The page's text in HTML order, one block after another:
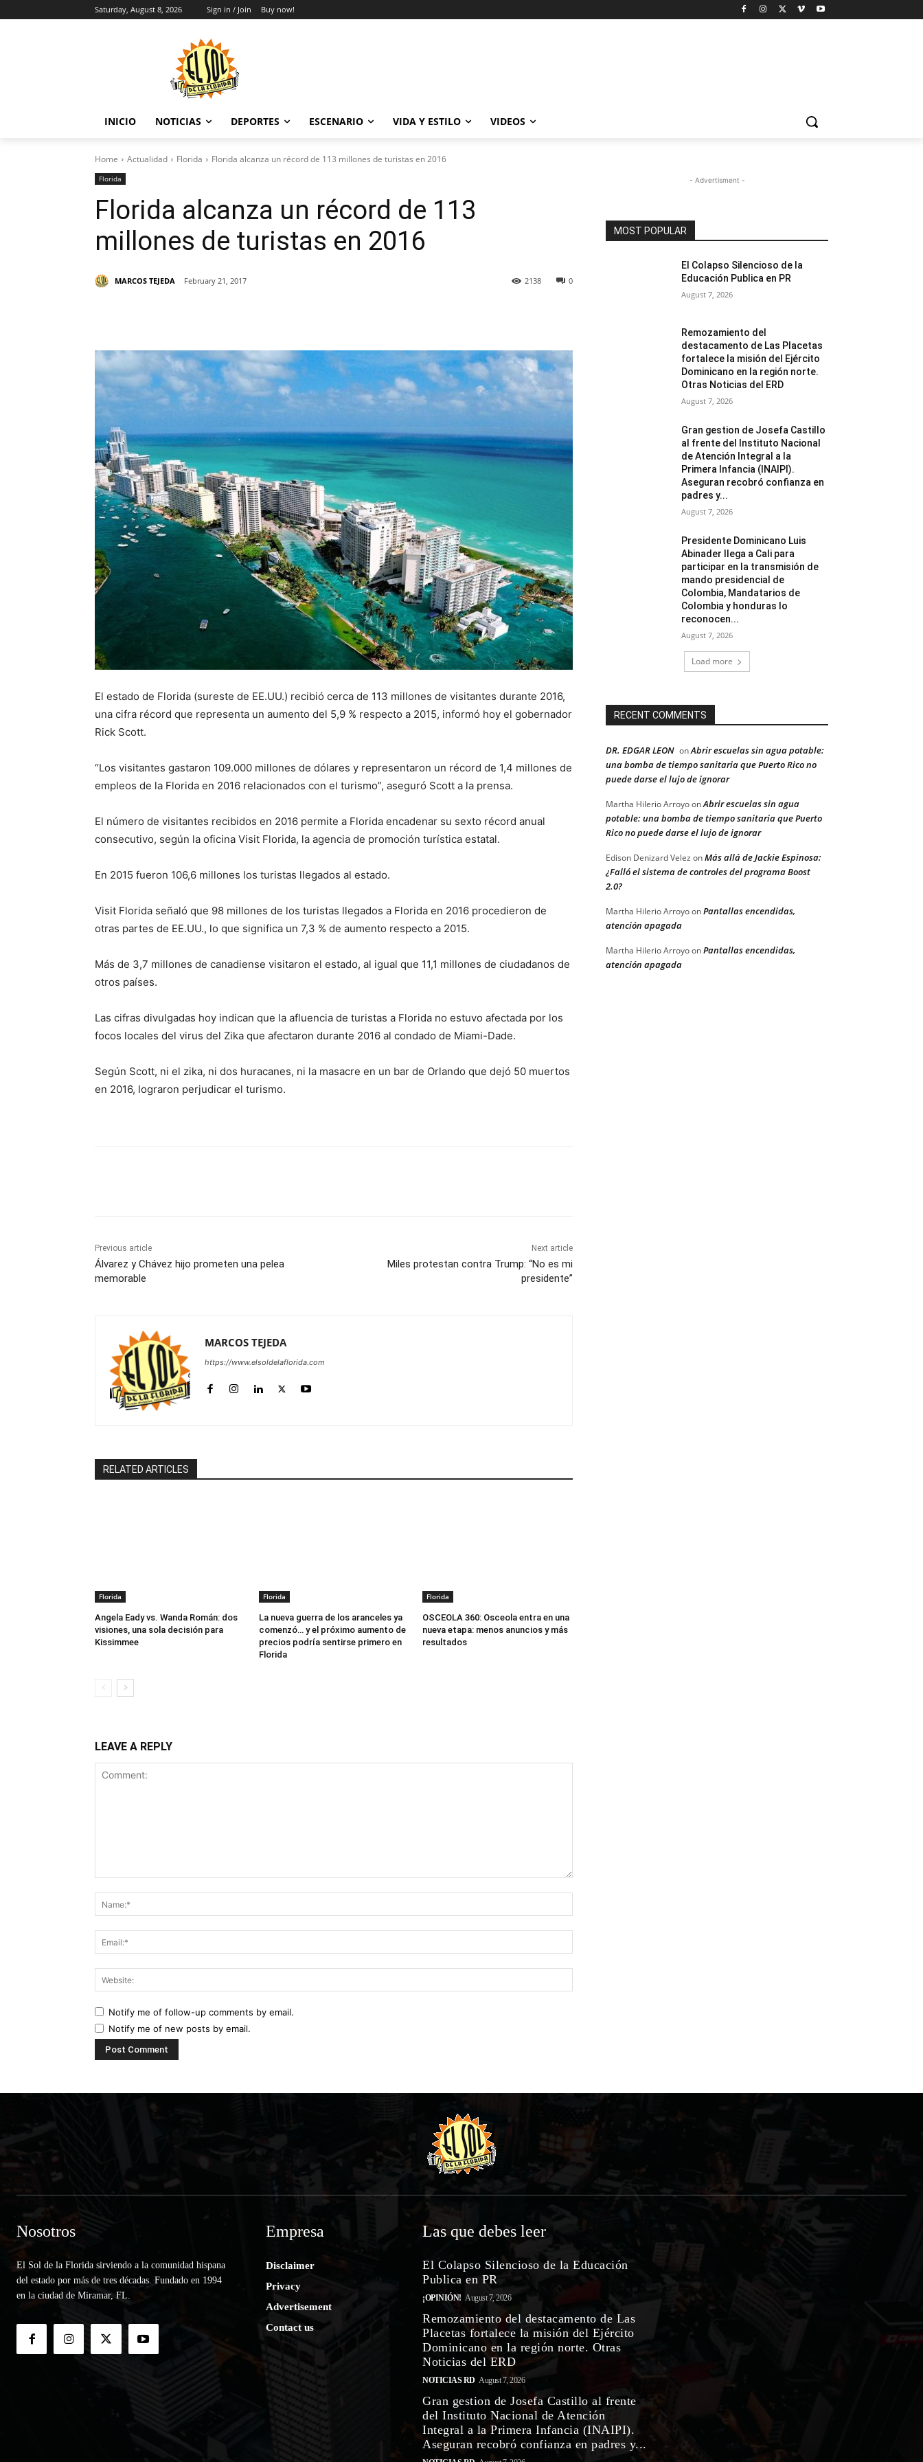
Saturday, August 8, 2026 Sign in / Join Buy now!
INICIO NOTICIAS DEPORTES ESCENARIO VIDA Y ESTILO VIDEOS
Home Actualidad Florida Florida alcanza un récord de 113 millones de turistas en 2016
Florida
Florida alcanza un récord de 113
millones de turistas en 2016
MARCOS TEJEDA February 21, 2017 0
2138
El estado de Florida (sureste de EE.UU.) recibió cerca de 113 millones de visitantes durante 2016,
una cifra récord que representa un aumento del 5,9 % respecto a 2015, informó hoy el gobernador
Rick Scott.
“Los visitantes gastaron 109.000 millones de dólares y representaron un récord de 1,4 millones de
empleos de la Florida en 2016 relacionados con el turismo”, aseguró Scott a la prensa.
El número de visitantes recibidos en 2016 permite a Florida encadenar su sexto récord anual
consecutivo, según la oficina Visit Florida, la agencia de promoción turística estatal.
En 2015 fueron 106,6 millones los turistas llegados al estado.
Visit Florida señaló que 98 millones de los turistas llegados a Florida en 2016 procedieron de
otras partes de EE.UU., lo que significa un 7,3 % de aumento respecto a 2015.
Más de 3,7 millones de canadiense visitaron el estado, al igual que 11,1 millones de ciudadanos de
otros países.
Las cifras divulgadas hoy indican que la afluencia de turistas a Florida no estuvo afectada por los
focos locales del virus del Zika que afectaron durante 2016 al condado de Miami-Dade.
Según Scott, ni el zika, ni dos huracanes, ni la masacre en un bar de Orlando que dejó 50 muertos
en 2016, lograron perjudicar el turismo.
Previous article
Álvarez y Chávez hijo prometen una pelea
memorable
Next article
Miles protestan contra Trump: “No es mi
presidente”
MARCOS TEJEDA
https://www.elsoldelaflorida.com
RELATED ARTICLES
Florida
Angela Eady vs. Wanda Román: dos
visiones, una sola decisión para
Kissimmee
Florida
La nueva guerra de los aranceles ya
comenzó… y el próximo aumento de
precios podría sentirse primero en
Florida
Florida
OSCEOLA 360: Osceola entra en una
nueva etapa: menos anuncios y más
resultados
LEAVE A REPLY
Notify me of follow-up comments by email.
Notify me of new posts by email.
- Advertisment -
MOST POPULAR
El Colapso Silencioso de la
Educación Publica en PR
August 7, 2026
Remozamiento del
destacamento de Las Placetas
fortalece la misión del Ejército
Dominicano en la región norte.
Otras Noticias del ERD
August 7, 2026
Gran gestion de Josefa Castillo
al frente del Instituto Nacional
de Atención Integral a la
Primera Infancia (INAIPI).
Aseguran recobró confianza en
padres y...
August 7, 2026
Presidente Dominicano Luis
Abinader llega a Cali para
participar en la transmisión de
mando presidencial de
Colombia, Mandatarios de
Colombia y honduras lo
reconocen...
August 7, 2026
Load more
RECENT COMMENTS
DR. EDGAR LEON onAbrir escuelas sin agua potable:
una bomba de tiempo sanitaria que Puerto Rico no
puede darse el lujo de ignorar
Martha Hilerio ArroyoonAbrir escuelas sin agua
potable: una bomba de tiempo sanitaria que Puerto
Rico no puede darse el lujo de ignorar
Edison Denizard Velez onMás allá de Jackie Espinosa:
¿Falló el sistema de controles del programa Boost
2.0?
Martha Hilerio ArroyoonPantallas encendidas,
atención apagada
Martha Hilerio ArroyoonPantallas encendidas,
atención apagada
Nosotros
El Sol de la Florida sirviendo a la comunidad hispana
del estado por más de tres décadas. Fundado en 1994
en la ciudad de Miramar, FL.
Empresa
Disclaimer
Privacy
Advertisement
Contact us
Las que debes leer
El Colapso Silencioso de la Educación
Publica en PR
¡OPINIÓN! August 7, 2026
Remozamiento del destacamento de Las
Placetas fortalece la misión del Ejército
Dominicano en la región norte. Otras
Noticias del ERD
NOTICIAS RD August 7, 2026
Gran gestion de Josefa Castillo al frente
del Instituto Nacional de Atención
Integral a la Primera Infancia (INAIPI).
Aseguran recobró confianza en padres y...